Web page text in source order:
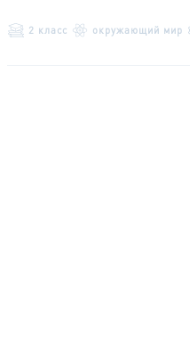
2 класс окружающий мир